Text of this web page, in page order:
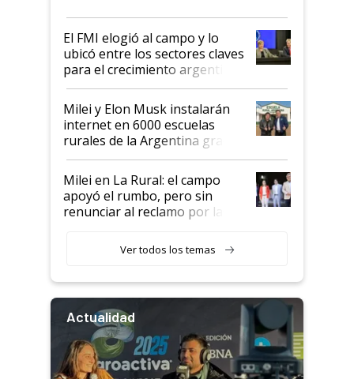
de Milei
El FMI elogió al campo y lo
ubicó entre los sectores claves
para el crecimiento argentino
Milei y Elon Musk instalarán
internet en 6000 escuelas
rurales de la Argentina gracias
a un acuerdo con Starlink
Milei en La Rural: el campo
apoyó el rumbo, pero sin
renunciar al reclamo por las
Ver todos los temas
Actualidad